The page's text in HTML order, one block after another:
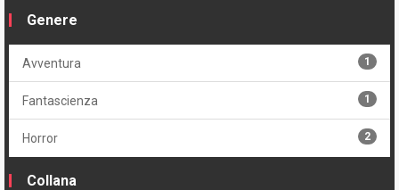
Serie
Volume
Cartonato variant 1
Genere
Avventura 1
Fantascienza 1
Horror 2
Collana